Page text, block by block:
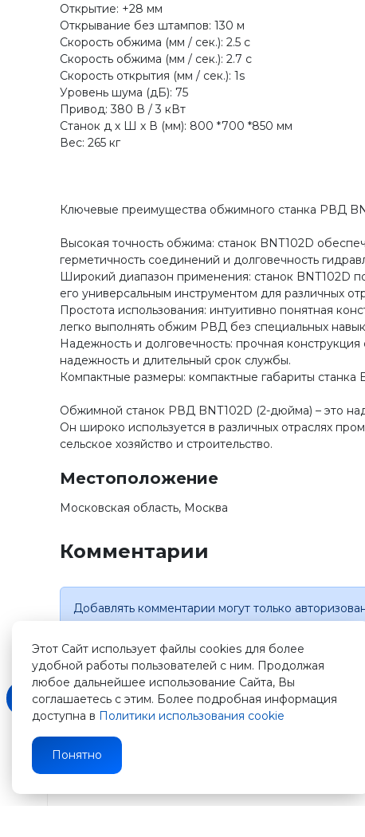
Открытие: +28 мм
Открывание без штампов: 130 м
Скорость обжима (мм / сек.): 2.5 с
Скорость обжима (мм / сек.): 2.7 с
Скорость открытия (мм / сек.): 1s
Уровень шума (дБ): 75
Привод: 380 В / 3 кВт
Станок д х Ш х В (мм): 800 *700 *850 мм
Вес: 265 кг
Ключевые преимущества обжимного станка РВД
Высокая точность обжима: станок BNT102D
герметичность соединений и долговечность
Широкий диапазон применения: станок BNT102D
его универсальным инструментом для различных
Простота использования: интуитивно понятная
легко выполнять обжим РВД без специальных
Надежность и долговечность: прочная
надежность и длительный срок службы.
Компактные размеры: компактные габариты
Обжимной станок РВД BNT102D (2-дюйма) – это
Он широко используется в различных отраслях
сельское хозяйство и строительство.
Местоположение
Московская область, Москва
Комментарии
Добавлять комментарии могут только
Зарегистрируйтесь
на
сайте
Этот Сайт использует файлы cookies для более
удобной работы пользователей с ним. Продолжая
любое дальнейшее использование Сайта, Вы
соглашаетесь с этим. Более подробная информация
доступна в Политики использования cookie
Понятно